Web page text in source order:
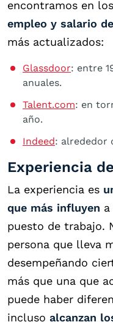
encontramos en los
empleo y salario
más actualizados:
Glassdoor: entre
anuales.
Talent.com: en
año.
Indeed: alrededor
Experiencia
La experiencia es
que más influyen
puesto de trabajo.
persona que lleva
desempeñando
más que una que
puede haber
incluso alcanzan